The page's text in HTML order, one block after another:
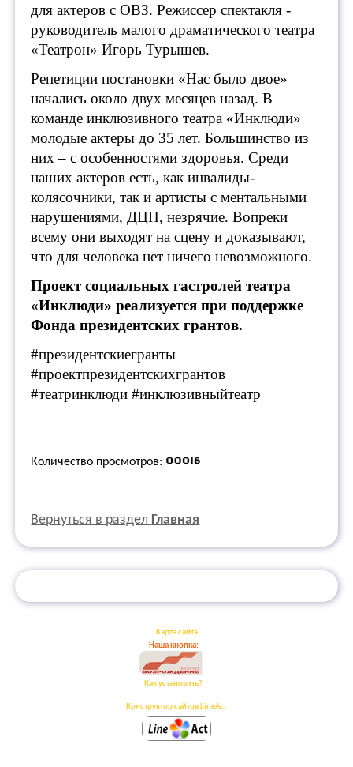
для актеров с ОВЗ. Режиссер спектакля -
руководитель малого драматического театра
«Театрон» Игорь Турышев.
Репетиции постановки «Нас было двое»
начались около двух месяцев назад. В
команде инклюзивного театра «Инклюди»
молодые актеры до 35 лет. Большинство из
них – с особенностями здоровья. Среди
наших актеров есть, как инвалиды-
колясочники, так и артисты с ментальными
нарушениями, ДЦП, незрячие. Вопреки
всему они выходят на сцену и доказывают,
что для человека нет ничего невозможного.
Проект социальных гастролей театра
«Инклюди» реализуется при поддержке
Фонда президентских грантов.
#президентскиегранты
#проектпрезидентскихгрантов
#театринклюди #инклюзивныйтеатр
Количество просмотров:
Вернуться в раздел Главная
Карта сайта
Наша кнопка:
Как установить?
Конструктор сайтов LineAct